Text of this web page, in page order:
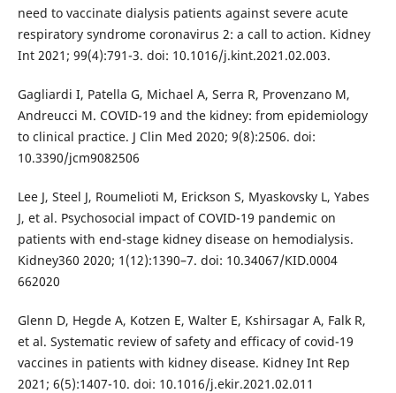
need to vaccinate dialysis patients against severe acute
respiratory syndrome coronavirus 2: a call to action. Kidney
Int 2021; 99(4):791-3. doi: 10.1016/j.kint.2021.02.003.
Gagliardi I, Patella G, Michael A, Serra R, Provenzano M,
Andreucci M. COVID-19 and the kidney: from epidemiology
to clinical practice. J Clin Med 2020; 9(8):2506. doi:
10.3390/jcm9082506
Lee J, Steel J, Roumelioti M, Erickson S, Myaskovsky L, Yabes
J, et al. Psychosocial impact of COVID-19 pandemic on
patients with end-stage kidney disease on hemodialysis.
Kidney360 2020; 1(12):1390–7. doi: 10.34067/KID.0004
662020
Glenn D, Hegde A, Kotzen E, Walter E, Kshirsagar A, Falk R,
et al. Systematic review of safety and efficacy of covid-19
vaccines in patients with kidney disease. Kidney Int Rep
2021; 6(5):1407-10. doi: 10.1016/j.ekir.2021.02.011